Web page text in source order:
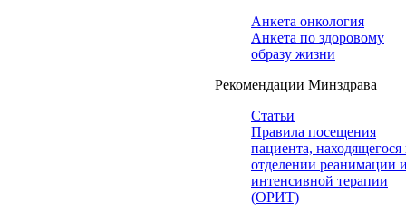
Анкета онкология
Анкета по здоровому
образу жизни
Рекомендации Минздрава
Статьи
Правила посещения
пациента, находящегося
отделении реанимации и
интенсивной терапии
(ОРИТ)